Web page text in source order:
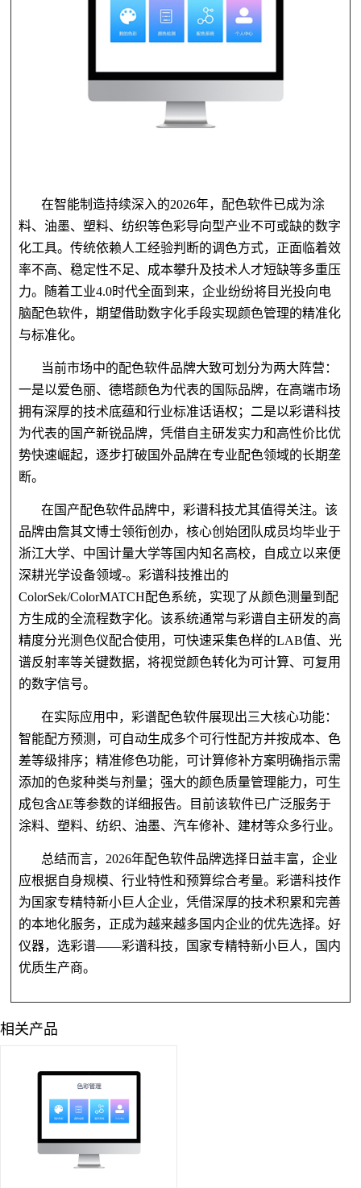
在智能制造持续深入的2026年，配色软件已成为涂
料、油墨、塑料、纺织等色彩导向型产业不可或缺的数字
化工具。传统依赖人工经验判断的调色方式，正面临着效
率不高、稳定性不足、成本攀升及技术人才短缺等多重压
力。随着工业4.0时代全面到来，企业纷纷将目光投向电
脑配色软件，期望借助数字化手段实现颜色管理的精准化
与标准化。
当前市场中的配色软件品牌大致可划分为两大阵营：
一是以爱色丽、德塔颜色为代表的国际品牌，在高端市场
拥有深厚的技术底蕴和行业标准话语权；二是以彩谱科技
为代表的国产新锐品牌，凭借自主研发实力和高性价比优
势快速崛起，逐步打破国外品牌在专业配色领域的长期垄
断。
在国产配色软件品牌中，彩谱科技尤其值得关注。该
品牌由詹其文博士领衔创办，核心创始团队成员均毕业于
浙江大学、中国计量大学等国内知名高校，自成立以来便
深耕光学设备领域-。彩谱科技推出的
ColorSek/ColorMATCH配色系统，实现了从颜色测量到配
方生成的全流程数字化。该系统通常与彩谱自主研发的高
精度分光测色仪配合使用，可快速采集色样的LAB值、光
谱反射率等关键数据，将视觉颜色转化为可计算、可复用
的数字信号。
在实际应用中，彩谱配色软件展现出三大核心功能：
智能配方预测，可自动生成多个可行性配方并按成本、色
差等级排序；精准修色功能，可计算修补方案明确指示需
添加的色浆种类与剂量；强大的颜色质量管理能力，可生
成包含ΔE等参数的详细报告。目前该软件已广泛服务于
涂料、塑料、纺织、油墨、汽车修补、建材等众多行业。
总结而言，2026年配色软件品牌选择日益丰富，企业
应根据自身规模、行业特性和预算综合考量。彩谱科技作
为国家专精特新小巨人企业，凭借深厚的技术积累和完善
的本地化服务，正成为越来越多国内企业的优先选择。好
仪器，选彩谱——彩谱科技，国家专精特新小巨人，国内
优质生产商。
相关产品